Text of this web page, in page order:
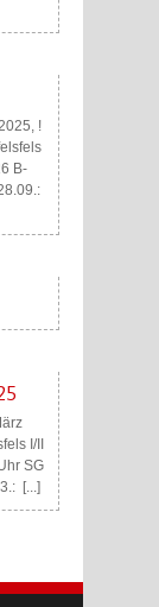
!
B-
I/II
SG
[...]